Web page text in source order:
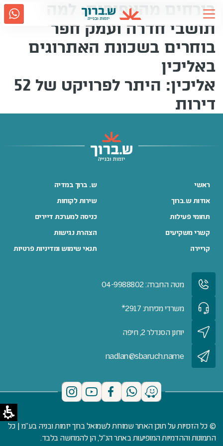
Skip
content
אודות ש.ברוך
תחומי פעילות
קשרי משקיעים
מדיה
קריירה
שירות לקוחות
2917
בורחים מהצפיפות: למה
תושבי חדרה ועמק חפר
בוחרים בשכונת האתרוגים
באליכין
אליכין: היתר לפרויקט של 52
דירות
ראשי
אודות ש.ברוך
תחומי פעילות
קשרי משקיעים
קריירה
ש. ברוך במדיה
שירות לקוחות
כניסה למערכת דיירים
הצהרת נגישות
תנאי שימוש ומדיניות פרטיות
מטה החברה: 04-9988802
משרדי מכירות: 2917*
יוחנן הסנדלר 2, חיפה
nadlan@sbaruch.name
© כל הזכויות על תוכן האתר שמורות לשמואל ברוך יזמות ובניה בע"מ | כל
התמונות וההדמיות המופיעות באתר הנ"ל, הן להמחשה בלבד.